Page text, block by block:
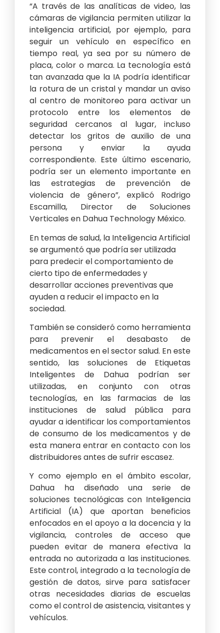
“A través de las analíticas de video, las
cámaras de vigilancia permiten utilizar la
inteligencia artificial, por ejemplo, para
seguir un vehículo en específico en
tiempo real, ya sea por su número de
placa, color o marca. La tecnología está
tan avanzada que la IA podría identificar
la rotura de un cristal y mandar un aviso
al centro de monitoreo para activar un
protocolo entre los elementos de
seguridad cercanos al lugar, incluso
detectar los gritos de auxilio de una
persona y enviar la ayuda
correspondiente. Este último escenario,
podría ser un elemento importante en
las estrategias de prevención de
violencia de género”, explicó Rodrigo
Escamilla, Director de Soluciones
Verticales en Dahua Technology México.
En temas de salud, la Inteligencia Artificial
se argumentó que podría ser utilizada
para predecir el comportamiento de
cierto tipo de enfermedades y
desarrollar acciones preventivas que
ayuden a reducir el impacto en la
sociedad.
También se consideró como herramienta
para prevenir el desabasto de
medicamentos en el sector salud. En este
sentido, las soluciones de Etiquetas
Inteligentes de Dahua podrían ser
utilizadas, en conjunto con otras
tecnologías, en las farmacias de las
instituciones de salud pública para
ayudar a identificar los comportamientos
de consumo de los medicamentos y de
esta manera entrar en contacto con los
distribuidores antes de sufrir escasez.
Y como ejemplo en el ámbito escolar,
Dahua ha diseñado una serie de
soluciones tecnológicas con Inteligencia
Artificial (IA) que aportan beneficios
enfocados en el apoyo a la docencia y la
vigilancia, controles de acceso que
pueden evitar de manera efectiva la
entrada no autorizada a las instituciones.
Este control, integrado a la tecnología de
gestión de datos, sirve para satisfacer
otras necesidades diarias de escuelas
como el control de asistencia, visitantes y
vehículos.